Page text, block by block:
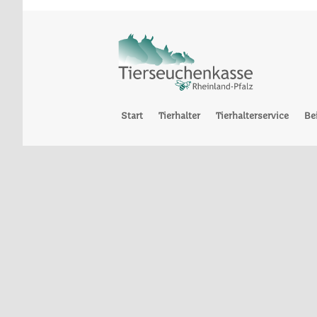
Start Tierhalter Tierhalterservice